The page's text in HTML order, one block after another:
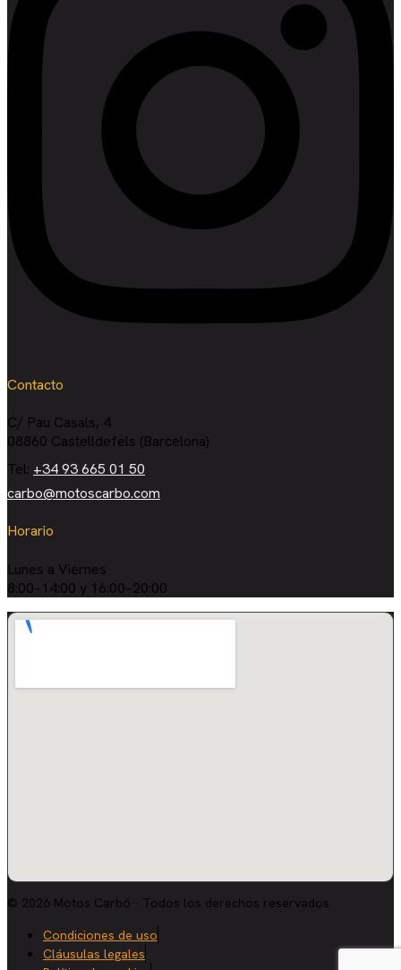
Contacto
C/ Pau Casals, 4
08860 Castelldefels (Barcelona)
Tel: +34 93 665 01 50
carbo@motoscarbo.com
Horario
Lunes a Viernes
8:00–14:00 y 16:00–20:00
© 2026 Motos Carbó · Todos los derechos reservados
Condiciones de uso
Cláusulas legales